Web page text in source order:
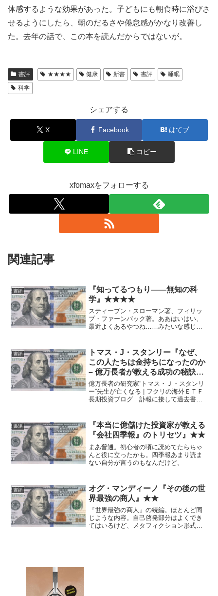
体感するような効果があった。子どもにも朝食時に浴びさ
せるようにしたら、朝のだるさや倦怠感がかなり改善し
た。去年の話で、この本を読んだからではないが。
書評 ★★★★ 健康 新書 書評
睡眠
科学
シェアする
X Facebook はてブ
LINE コピー
xfomaxをフォローする
関連記事
書評
『知ってるつもり――無知の科
学』★★★★
スティーブン・スローマン著、フィリッ
プ・ファーンバック著。ああはいはい、
最近よくあるやつね……みたいな感じと
団的なものだ」という観点で一本筋を通
しており、啓蒙としても実...
書評
トマス・J・スタンリー『なぜ、
この人たちは金持ちになったのか
– 億万長者が教える成功の秘訣』
★★
億万長者の研究家”トマス・Ｊ・スタンリ
ー”先生が亡くなる | フクリの海外ＥＴＦ
長期投資ブログ 訃報に接して過去書
の方を読んでいればあえて重ねる必要は
薄いかもしれない。...
書評
『本当に億儲けた投資家が教える
『会社四季報』のトリセツ』★★
まあ普通。初心者の頃に読めてたらちゃ
んと役に立ったかも。四季報あまり読ま
ない自分が言うのもなんだけど。
書評
オグ・マンディーノ『その後の世
界最強の商人』★★
『世界最強の商人』の続編。ほとんど同
じような内容。自己啓発部分はよくでき
てはいるけど、メタフィクション形式の